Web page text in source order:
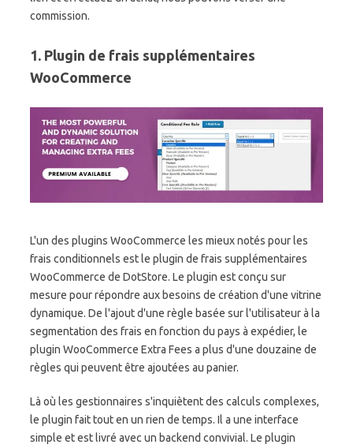
commission.
1. Plugin de frais supplémentaires
WooCommerce
L'un des plugins WooCommerce les mieux notés pour les
frais conditionnels est le plugin de frais supplémentaires
WooCommerce de DotStore. Le plugin est conçu sur
mesure pour répondre aux besoins de création d'une vitrine
dynamique. De l'ajout d'une règle basée sur l'utilisateur à la
segmentation des frais en fonction du pays à expédier, le
plugin WooCommerce Extra Fees a plus d'une douzaine de
règles qui peuvent être ajoutées au panier.
Là où les gestionnaires s'inquiètent des calculs complexes,
le plugin fait tout en un rien de temps. Il a une interface
simple et est livré avec un backend convivial. Le plugin